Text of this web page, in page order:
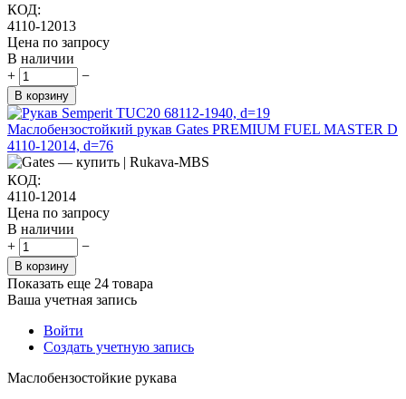
КОД:
4110-12013
Цена по запросу
В наличии
+
−
В корзину
Маслобензостойкий рукав Gates PREMIUM FUEL MASTER D
4110-12014, d=76
КОД:
4110-12014
Цена по запросу
В наличии
+
−
В корзину
Показать еще 24 товара
Ваша учетная запись
Войти
Создать учетную запись
Маслобензостойкие рукава